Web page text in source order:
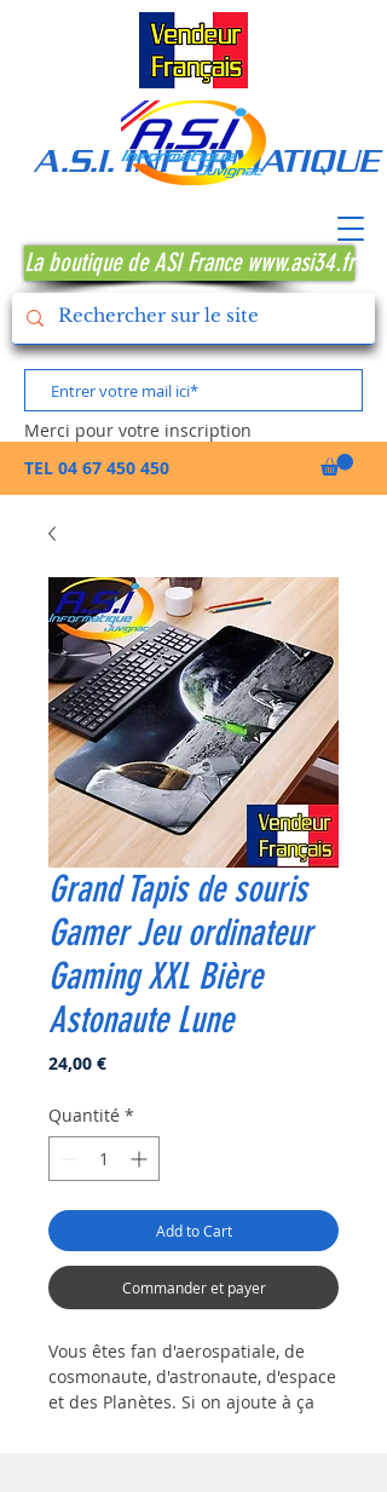
TEL 04 67 450 450
A.S.I.
La boutique de ASI France www.asi34.fr
Merci pour votre inscription
Grand Tapis de souris
Gamer Jeu ordinateur
Gaming XXL Bière
Astonaute Lune
24,00 €Prix
Quantité *
Add to Cart
Commander et payer
Vous êtes fan d'aerospatiale, de
cosmonaute, d'astronaute, d'espace
et des Planètes. Si on ajoute à ça